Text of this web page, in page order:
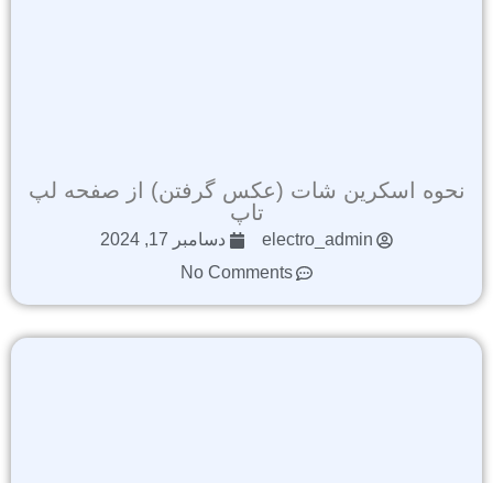
نحوه اسکرین شات (عکس گرفتن) از صفحه لپ
تاپ
electro_admin
دسامبر 17, 2024
No Comments